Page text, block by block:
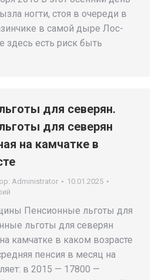
ногти, стоя в очереди в
в самой дыре Лос-
есть риск быть
для северян.
для северян
на камчатке в
Administrator
10.01.2025
Пенсионные льготы для
льготы для северян
камчатке в каком возрасте
пенсия в месяц на
в 2015 — 17800 —